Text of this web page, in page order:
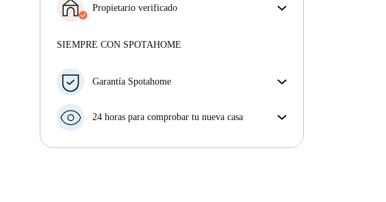
más exigentes. Estándares más altos de seguridad y
soporte adicional durante todo el alquiler.
Propietario verificado
Más sobre este arrendador
SIEMPRE CON SPOTAHOME
Garantía Spotahome
horas previas a la fecha de entrada, Spotahome A) te
el hotel hasta que encuentres nueva casa o B) te hará
24 horas para comprobar tu nueva casa